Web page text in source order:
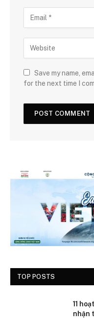
Save my name,
for the next time I
TOP POSTS
11
nhận